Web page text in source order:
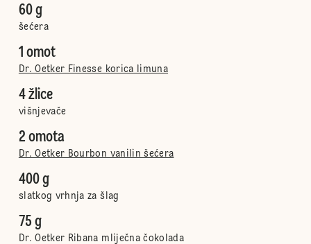
60 g
šećera
1 omot
Dr. Oetker Finesse korica limuna
4 žlice
višnjevače
2 omota
Dr. Oetker Bourbon vanilin šećera
400 g
slatkog vrhnja za šlag
75 g
Dr. Oetker Ribana mliječna čokolada